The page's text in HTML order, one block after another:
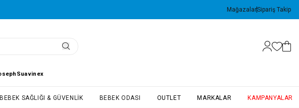
MağazalarSipariş Takip
Suavinex
BEBEK SAĞLIĞI & GÜVENLIK BEBEK ODASI OUTLET MARKALAR KAMPANYALAR